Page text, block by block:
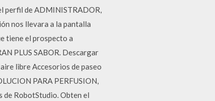
perfil de ADMINISTRADOR,
nos llevara a la pantalla
tiene el prospecto a
PLUS SABOR. Descargar
libre Accesorios de paseo
PARA PERFUSION,
de RobotStudio. Obten el